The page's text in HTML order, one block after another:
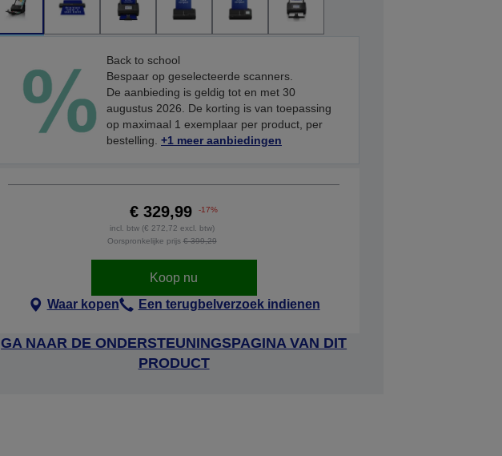
Back to school
Bespaar op geselecteerde scanners.
De aanbieding is geldig tot en met 30
augustus 2026. De korting is van toepassing
op maximaal 1 exemplaar per product, per
bestelling. +1 meer aanbiedingen
€ 329,99 -17%
incl. btw (€ 272,72 excl. btw)
Oorspronkelijke prijs€ 399,29
Koop nu
Waar kopen
Een terugbelverzoek indienen
GA NAAR DE ONDERSTEUNINGSPAGINA VAN DIT
PRODUCT